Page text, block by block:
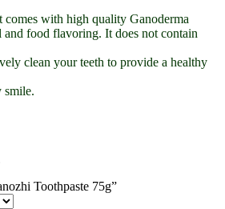
comes with high quality Ganoderma
food flavoring. It does not contain
clean your teeth to provide a healthy
smile.
Toothpaste 75g”